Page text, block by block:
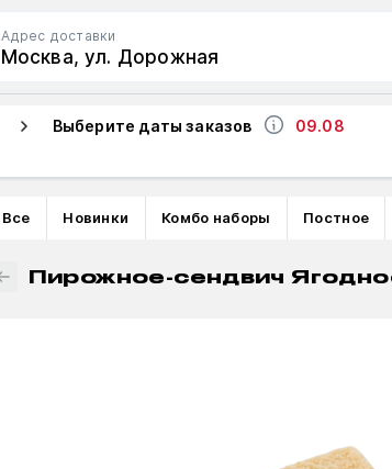
Адрес доставки
Москва, ул. Дорожная
Выберите даты заказов 09.08
Все Новинки Комбо наборы Постное
Пирожное-сендвич